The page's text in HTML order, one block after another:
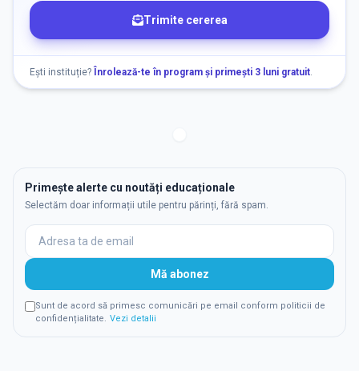
Trimite cererea
Ești instituție? Înrolează-te în program și primești 3 luni gratuit.
Primește alerte cu noutăți educaționale
Selectăm doar informații utile pentru părinți, fără spam.
Mă abonez
Sunt de acord să primesc comunicări pe email conform politicii de
confidențialitate. Vezi detalii